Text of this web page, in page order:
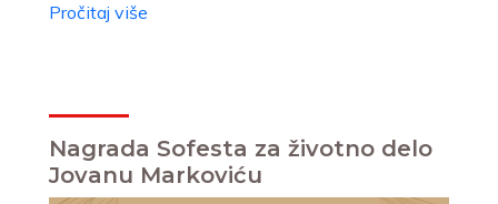
Pročitaj više
Nagrada Sofesta za životno delo
Jovanu Markoviću